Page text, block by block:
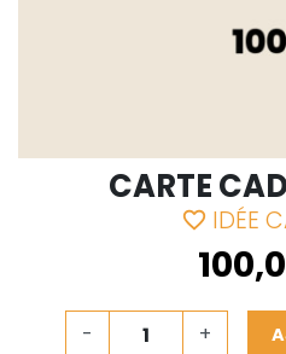
CARTE
favorite_border IDÉE
- +